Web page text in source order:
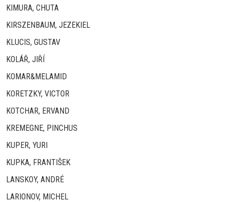
KIMURA, CHUTA
KIRSZENBAUM, JEZEKIEL
KLUCIS, GUSTAV
KOLÁŘ, JIŘÍ
KOMAR&MELAMID
KORETZKY, VICTOR
KOTCHAR, ERVAND
KREMEGNE, PINCHUS
KUPER, YURI
KUPKA, FRANTIŠEK
LANSKOY, ANDRÉ
LARIONOV, MICHEL